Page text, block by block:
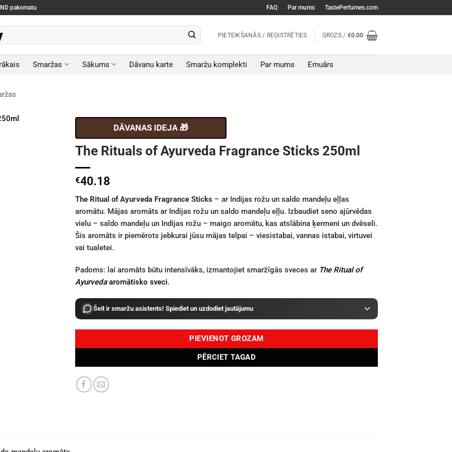
pakomatu FAQ Par mums TastePerfumes.com
PIETEIKŠANĀS / REĢISTRĒTIES GROZS / €0.00
Smaržas Sākums Dāvanu karte Smaržu komplekti Par mums Emuārs
DĀVANAS IDEJA 🎁
The Rituals of Ayurveda Fragrance Sticks 250ml
€40.18
The Ritual of Ayurveda Fragrance Sticks – ar Indijas rožu un saldo mandeļu eļļas
aromātu. Mājas aromāts ar Indijas rožu un saldo mandeļu eļļu. Izbaudiet seno ajūrvēdas
vielu – saldo mandeļu un Indijas rožu – maigo aromātu, kas atslābina ķermeni un dvēseli.
Šis aromāts ir piemērots jebkurai jūsu mājas telpai – viesistabai, vannas istabai, virtuvei
vai tualetei.
Padoms: lai aromāts būtu intensīvāks, izmantojiet smaržīgās sveces ar The Ritual of
Ayurvedaaromātisko sveci.
Šeit ir smaržu asistents! Spiediet un uzdodiet jautājumu
PIEVIENOT GROZAM
PĒRCIET TAGAD